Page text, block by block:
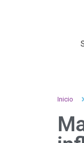
Inicio